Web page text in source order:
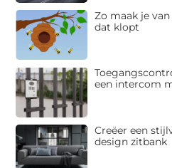
Zo maak je
dat klopt
een intercom
Creëer een
design zitbank